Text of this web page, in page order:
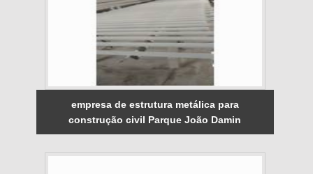
empresa de estrutura metálica para
construção civil Parque João Damin